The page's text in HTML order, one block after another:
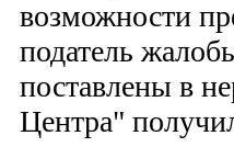
возможности
податель
поставлены в
Центра"